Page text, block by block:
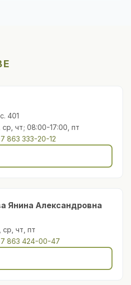
401
чт; 08:00-17:00, пт
863 333-20-12
Янина Александровна
ср, чт, пт
863 424-00-47